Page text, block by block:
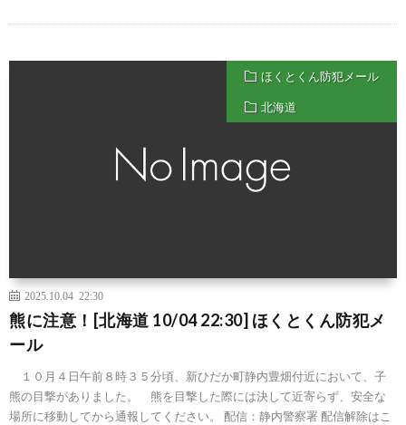
ほくとくん防犯メール
北海道
2025.10.04 22:30
熊に注意！[北海道 10/04 22:30] ほくとくん防犯メ
ール
１０月４日午前８時３５分頃、新ひだか町静内豊畑付近において、子
熊の目撃がありました。 熊を目撃した際には決して近寄らず、安全な
場所に移動してから通報してください。 配信：静内警察署 配信解除はこ